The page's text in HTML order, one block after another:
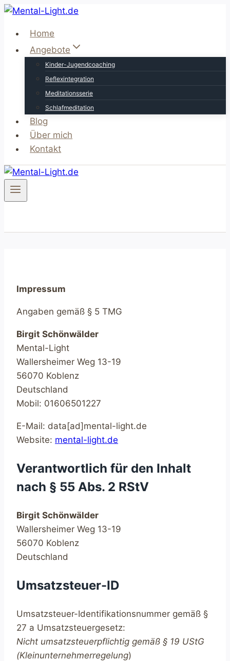
Zum
springenHome
Angebote
Kinder-Jugendcoaching
Reflexintegration
Meditationsserie
Schlafmeditation
Blog
Über mich
Kontakt
Impressum
Angaben gemäß § 5 TMG
Birgit Schönwälder
Mental-Light
Wallersheimer Weg 13-19
56070 Koblenz
Deutschland
Mobil: 01606501227
E-Mail: data[ad]mental-light.de
Website: mental-light.de
Verantwortlich für den Inhalt
nach § 55 Abs. 2 RStV
Birgit Schönwälder
Wallersheimer Weg 13-19
56070 Koblenz
Deutschland
Umsatzsteuer-ID
Umsatzsteuer-Identifikationsnummer gemäß §
27 a Umsatzsteuergesetz:
Nicht umsatzsteuerpflichtig gemäß § 19 UStG
(Kleinunternehmerregelung)